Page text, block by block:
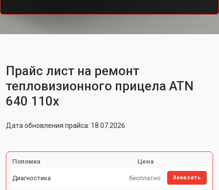
Прайс лист на ремонт
тепловизионного прицела ATN
640 110x
Дата обновления прайса: 18.07.2026
Поломка Цена
Диагностика бесплатно Заказать